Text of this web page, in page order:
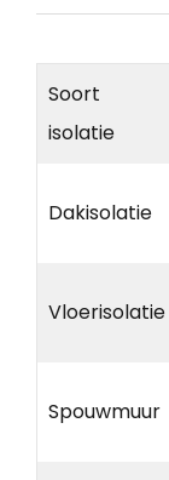
Soort
isolatie
Dakisolatie
Vloerisolatie
Spouwmuur